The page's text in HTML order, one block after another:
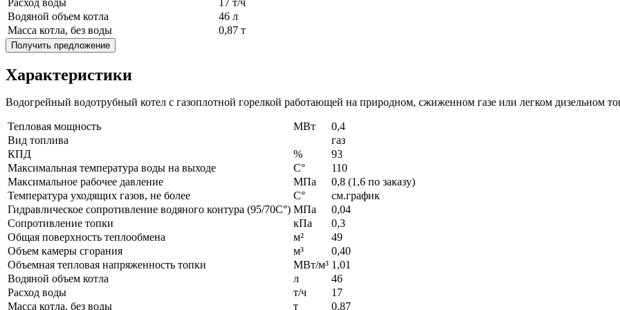
Расход воды
17 т/ч
Водяной объем котла
46 л
Масса котла, без воды
0,87 т
Получить предложение
Характеристики
Водогрейный водотрубный котел с газоплотной горелкой работающей на природном, сжиженном газе или легком дизельном
Тепловая мощность MВт
0,4
Вид топлива
газ
КПД
%
93
Максимальная температура воды на выходе
С°
110
Максимальное рабочее давление
МПа
0,8 (1,6 по заказу)
Температура уходящих газов, не более
С°
см.график
Гидравлическое сопротивление водяного контура (95/70С°) МПа
0,04
Сопротивление топки
кПа
0,3
Общая поверхность теплообмена
м²
49
Объем камеры сгорания
м³
0,40
Объемная тепловая напряженность топки
МВт/м³ 1,01
Водяной объем котла
л
46
Расход воды
т/ч
17
Масса котла, без воды
т
0,87